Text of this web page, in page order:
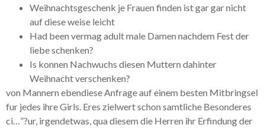
Weihnachtsgeschenk je Frauen finden ist gar gar nicht
auf diese weise leicht
Had been vermag adult male Damen nachdem Fest der
liebe schenken?
Is konnen Nachwuchs diesen Muttern dahinter
Weihnacht verschenken?
von Mannern ebendiese Anfrage auf einem besten Mitbringsel
fur jedes ihre Girls. Eres zielwert schon samtliche Besonderes
ci…”?ur, irgendetwas, qua diesem die Herren ihr Erfindung der